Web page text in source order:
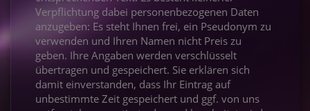
Verpflichtung dabei personenbezogenen Daten
anzugeben: Es steht Ihnen frei, ein Pseudonym zu
verwenden und Ihren Namen nicht Preis zu
geben. Ihre Angaben werden verschlüsselt
übertragen und gespeichert. Sie erklären sich
damit einverstanden, dass Ihr Eintrag auf
unbestimmte Zeit gespeichert und ggf. von uns